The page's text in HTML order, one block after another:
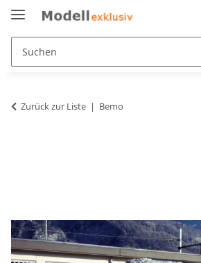
Zurück zur Liste Bemo